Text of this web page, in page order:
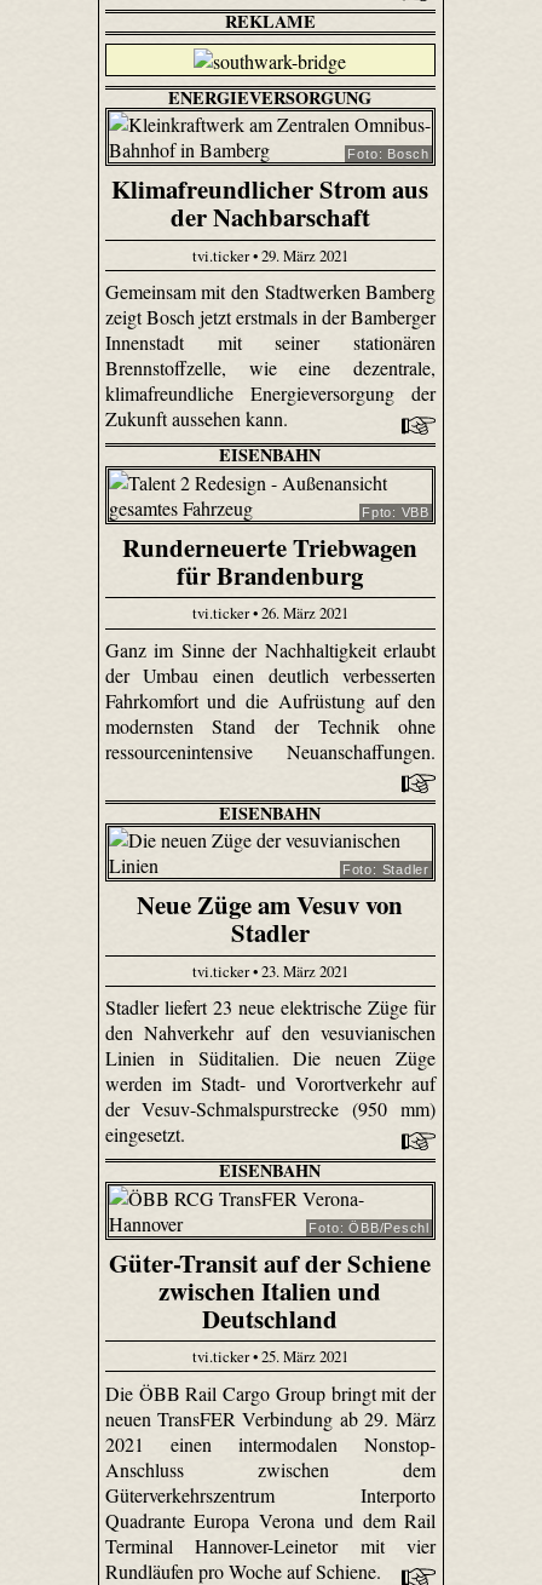
REKLAME
ENERGIEVERSORGUNG
Foto: Bosch
Klimafreundlicher Strom aus
der Nachbarschaft
tvi.ticker • 29. März 2021
Gemeinsam mit den Stadtwerken Bamberg
zeigt Bosch jetzt erstmals in der Bamberger
Innenstadt mit seiner stationären
Brennstoffzelle, wie eine dezentrale,
klimafreundliche Energieversorgung der
Zukunft aussehen kann.
EISENBAHN
Fpto: VBB
Runderneuerte Triebwagen
für Brandenburg
tvi.ticker • 26. März 2021
Ganz im Sinne der Nachhaltigkeit erlaubt
der Umbau einen deutlich verbesserten
Fahrkomfort und die Aufrüstung auf den
modernsten Stand der Technik ohne
ressourcenintensive Neuanschaffungen.
EISENBAHN
Foto: Stadler
Neue Züge am Vesuv von
Stadler
tvi.ticker • 23. März 2021
Stadler liefert 23 neue elektrische Züge für
den Nahverkehr auf den vesuvianischen
Linien in Süditalien. Die neuen Züge
werden im Stadt- und Vorortverkehr auf
der Vesuv-Schmalspurstrecke (950 mm)
eingesetzt.
EISENBAHN
Foto: ÖBB/Peschl
Güter-Transit auf der Schiene
zwischen Italien und
Deutschland
tvi.ticker • 25. März 2021
Die ÖBB Rail Cargo Group bringt mit der
neuen TransFER Verbindung ab 29. März
2021 einen intermodalen Nonstop-
Anschluss zwischen dem
Güterverkehrszentrum Interporto
Quadrante Europa Verona und dem Rail
Terminal Hannover-Leinetor mit vier
Rundläufen pro Woche auf Schiene.